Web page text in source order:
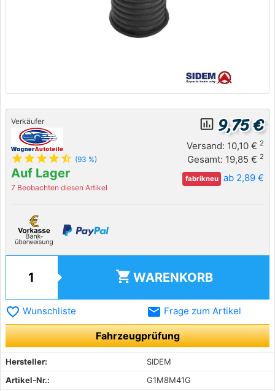
Verkäufer
star star star star star_half (93 %)
Auf Lager
7 Beobachten diesen Artikel
insert_chart_outlined 9,75 €
Versand: 10,10 € 2
Gesamt: 19,85 € 2
fabrikneu ab 2,89 €
shopping_cart WARENKORB
favorite_border Wunschliste email Frage zum Artikel
Fahrzeugprüfung
Hersteller:
SIDEM
Artikel-Nr.:
G1M8M41G